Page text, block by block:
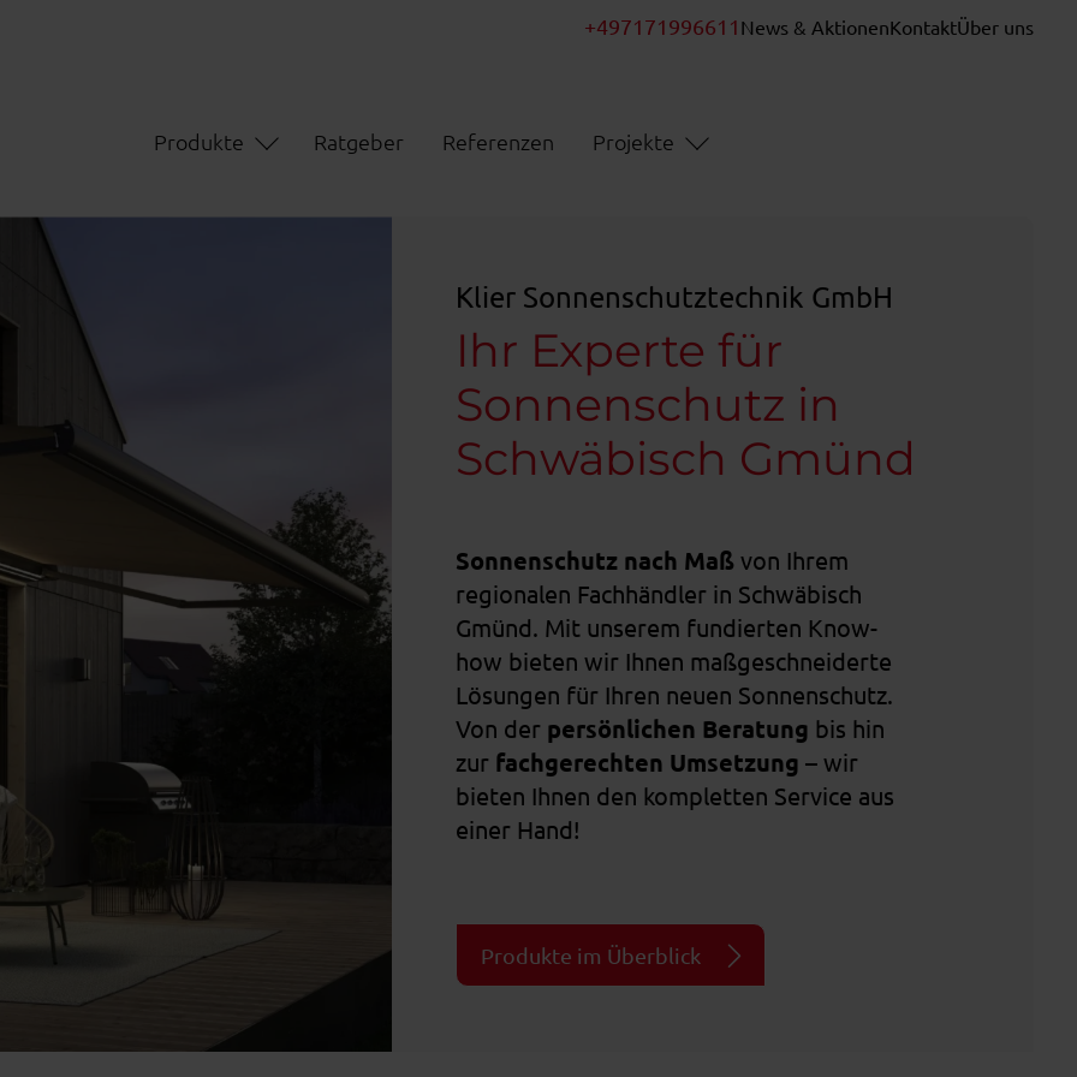
+497171996611 News & AktionenKontaktÜber uns
Produkte Ratgeber Referenzen Projekte
Klier Sonnenschutztechnik GmbH
Ihr Experte für
Sonnenschutz in
Schwäbisch Gmünd
Sonnenschutz nach Maß von Ihrem
regionalen Fachhändler in Schwäbisch
Gmünd. Mit unserem fundierten Know-
how bieten wir Ihnen maßgeschneiderte
Lösungen für Ihren neuen Sonnenschutz.
Von der persönlichen Beratung bis hin
zur fachgerechten Umsetzung – wir
bieten Ihnen den kompletten Service aus
einer Hand!
Produkte im Überblick